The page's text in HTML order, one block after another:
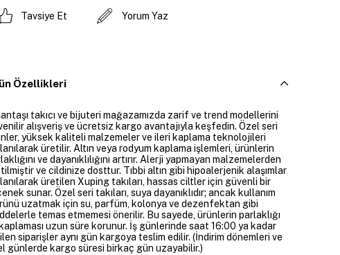
Tavsiye Et Yorum Yaz
Özellikleri
takıcı ve bijuteri mağazamızda zarif ve trend modellerini
alışveriş ve ücretsiz kargo avantajıyla keşfedin. Özel seri
yüksek kaliteli malzemeler ve ileri kaplama teknolojileri
üretilir. Altın veya rodyum kaplama işlemleri, ürünlerin
ve dayanıklılığını artırır. Alerji yapmayan malzemelerden
ve cildinize dosttur. Tıbbi altın gibi hipoalerjenik alaşımlar
üretilen Xuping takıları, hassas ciltler için güvenli bir
sunar. Özel seri takıları, suya dayanıklıdır; ancak kullanım
uzatmak için su, parfüm, kolonya ve dezenfektan gibi
temas etmemesi önerilir. Bu sayede, ürünlerin parlaklığı
uzun süre korunur. İş günlerinde saat 16:00 ya kadar
siparişler aynı gün kargoya teslim edilir. (İndirim dönemleri ve
günlerde kargo süresi birkaç gün uzayabilir.)